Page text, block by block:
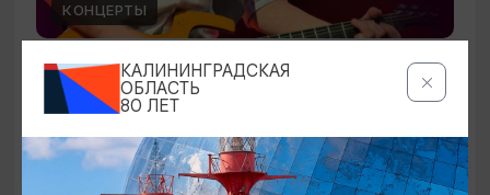
КОНЦЕРТЫ
Чиж & Cо
10.09.2026 19:00
Светлогорск, Театр эстрады «Янтарь-холл»
КАЛИНИНГРАДСКАЯ
ОБЛАСТЬ
80 ЛЕТ